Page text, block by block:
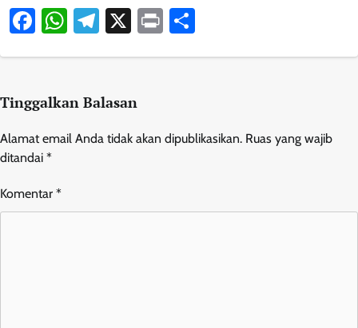
Facebook
WhatsApp
Telegram
X Print
Tinggalkan Balasan
Alamat email Anda tidak akan dipublikasikan. Ruas yang wajib
ditandai *
Komentar *